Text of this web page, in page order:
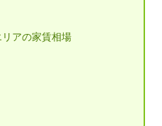
アの家賃相場